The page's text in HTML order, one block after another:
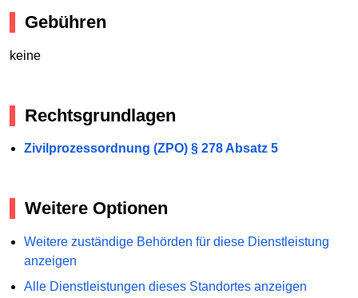
Gebühren
keine
Rechtsgrundlagen
Zivilprozessordnung (ZPO) § 278 Absatz 5
Weitere Optionen
Weitere zuständige Behörden für diese Dienstleistung
anzeigen
Alle Dienstleistungen dieses Standortes anzeigen